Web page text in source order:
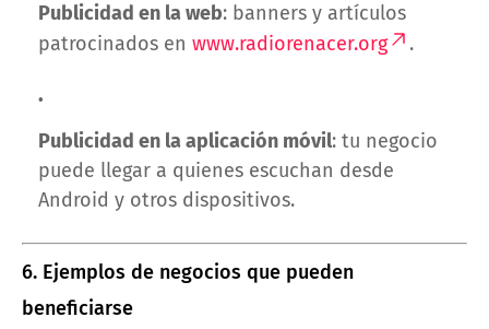
Publicidad en la web: banners y artículos
patrocinados en www.radiorenacer.org .
Publicidad en la aplicación móvil: tu negocio
puede llegar a quienes escuchan desde
Android y otros dispositivos.
6. Ejemplos de negocios que pueden
beneficiarse